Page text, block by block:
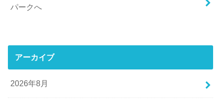
パークへ
アーカイブ
2026年8月